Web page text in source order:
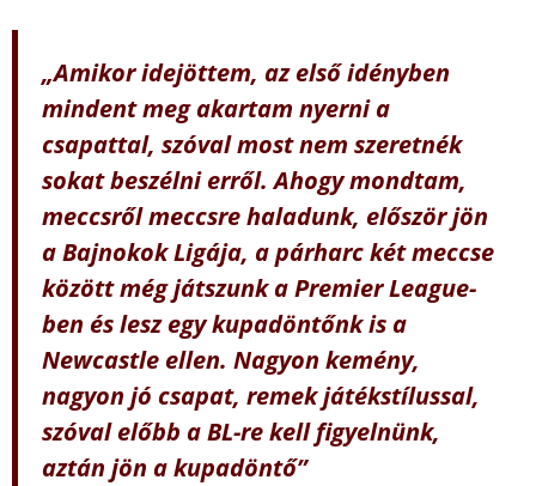
„Amikor idejöttem, az első idényben
mindent meg akartam nyerni a
csapattal, szóval most nem szeretnék
sokat beszélni erről. Ahogy mondtam,
meccsről meccsre haladunk, először jön
a Bajnokok Ligája, a párharc két meccse
között még játszunk a Premier League-
ben és lesz egy kupadöntőnk is a
Newcastle ellen. Nagyon kemény,
nagyon jó csapat, remek játékstílussal,
szóval előbb a BL-re kell figyelnünk,
aztán jön a kupadöntő”